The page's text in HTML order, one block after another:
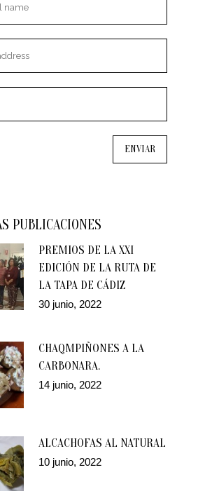
PUBLICACIONES
PREMIOS DE LA XXI
EDICIÓN DE LA RUTA DE
LA TAPA DE CÁDIZ
30 junio, 2022
CHAQMPIÑONES A LA
CARBONARA.
14 junio, 2022
ALCACHOFAS AL NATURAL
10 junio, 2022